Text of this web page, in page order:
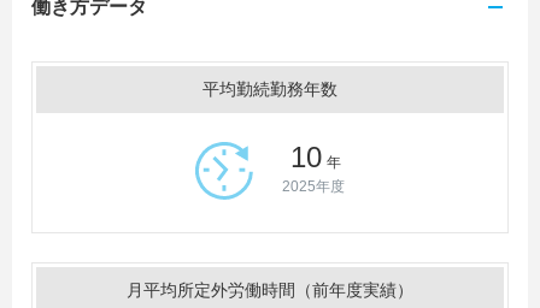
働き方データ
平均勤続勤務年数
10 年
2025年度
月平均所定外労働時間（前年度実績）